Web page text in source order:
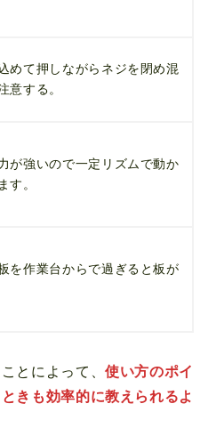
めて押しながらネジを閉め混
意する。
が強いので一定リズムで動か
す。
を作業台からで過ぎると板が
とによって、使い方のポイ
きも効率的に教えられるよ